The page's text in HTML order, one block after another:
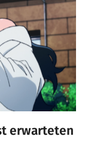
erwarteten